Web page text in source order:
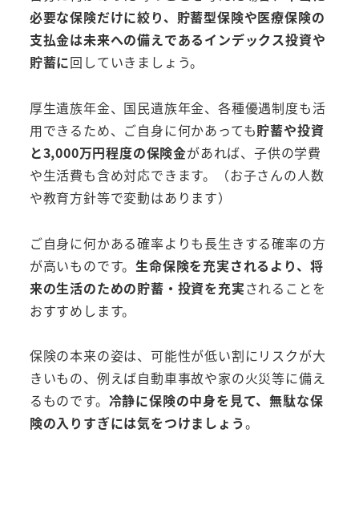
必要な保険だけに絞り、貯蓄型保険や医療保険の
支払金は未来への備えであるインデックス投資や
貯蓄に回していきましょう。
厚生遺族年金、国民遺族年金、各種優遇制度も活
用できるため、ご自身に何かあっても貯蓄や投資
と3,000万円程度の保険金があれば、子供の学費
や生活費も含め対応できます。（お子さんの人数
や教育方針等で変動はあります）
ご自身に何かある確率よりも長生きする確率の方
が高いものです。生命保険を充実されるより、将
来の生活のための貯蓄・投資を充実されることを
おすすめします。
保険の本来の姿は、可能性が低い割にリスクが大
きいもの、例えば自動車事故や家の火災等に備え
るものです。 冷静に保険の中身を見て、無駄な保
険の入りすぎには気をつけましょう。